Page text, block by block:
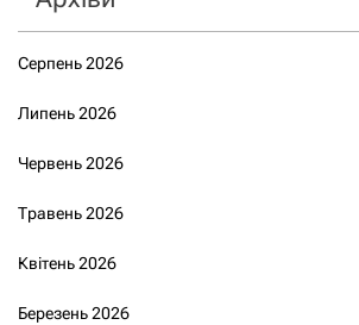
Серпень 2026
Липень 2026
Червень 2026
Травень 2026
Квітень 2026
Березень 2026